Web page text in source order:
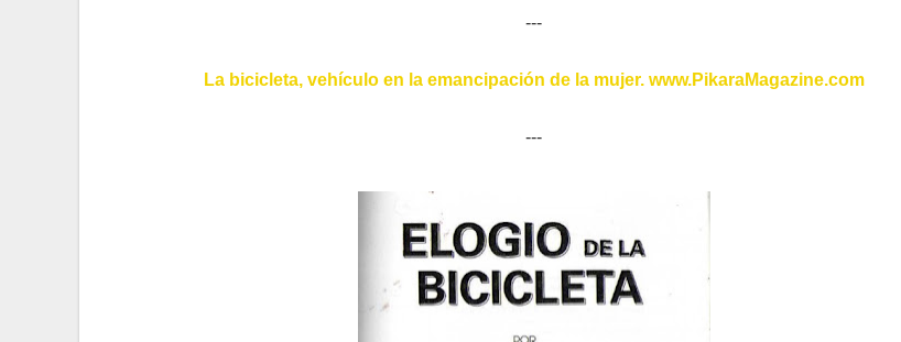
---
La bicicleta, vehículo en la emancipación de la mujer. www.PikaraMagazine.com
---